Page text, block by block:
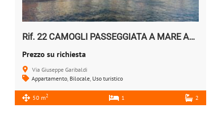
Rif. 22 CAMOGLI PASSEGGIATA A MARE AFFITTO BILOCALE
Prezzo su richiesta
Via Giuseppe Garibaldi
Appartamento Bilocale Uso turistico
50 m2 1 2